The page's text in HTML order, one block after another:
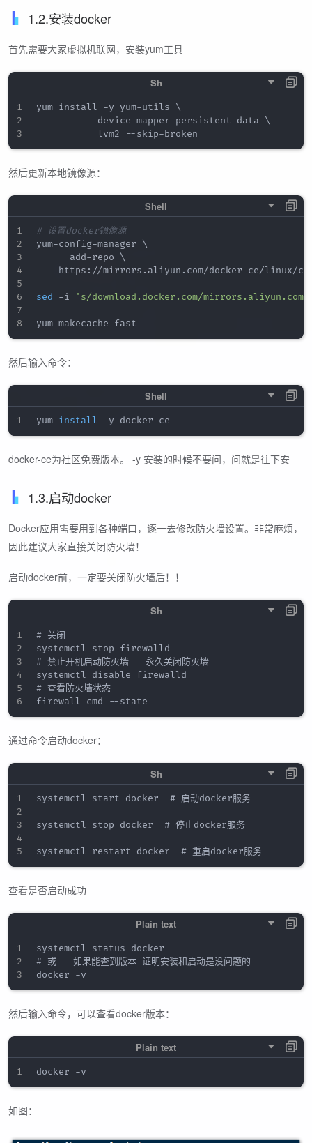
1.2.安装docker
首先需要大家虚拟机联网，安装yum工具
yum install -y yum-utils \
           device-mapper-persistent-data \
然后更新本地镜像源：
# 设置docker镜像源
yum-config-manager \
    --add-repo
\
https://mirrors.aliyun.com/docker-ce/linux/
sed -i 's/download.docker.com/
然后输入命令：
yum install
docker-ce为社区免费版本。 -y 安装的时候不要问，问就是往下安
1.3.启动docker
Docker应用需要用到各种端口，逐一去修改防火墙设置。非常麻烦，
因此建议大家直接关闭防火墙！
启动docker前，一定要关闭防火墙后！！
# 关闭
systemctl stop firewalld
# 禁止开机启动防火墙   永久关闭防火墙
systemctl disable firewalld
# 查看防火墙状态
通过命令启动docker：
systemctl start docker  # 启动docker服务
systemctl stop docker  # 停止docker服务
查看是否启动成功
systemctl status docker
# 或   如果能查到版本 证明安装和启动是没问题的
然后输入命令，可以查看docker版本：
如图：